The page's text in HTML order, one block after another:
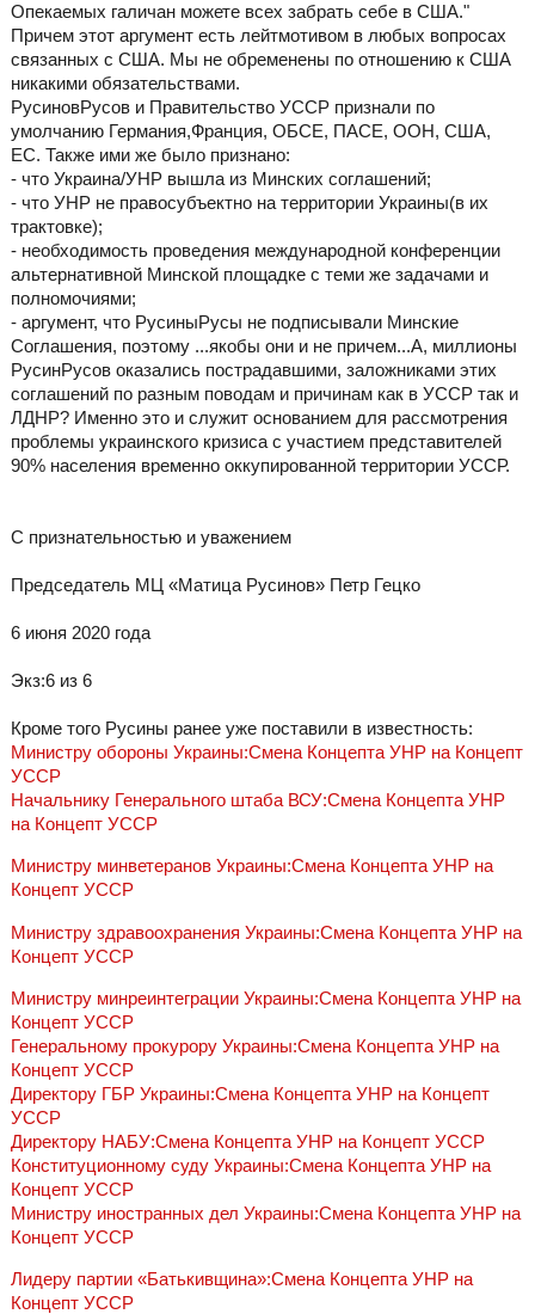
Опекаемых галичан можете всех забрать себе в США."
Причем этот аргумент есть лейтмотивом в любых вопросах
связанных с США. Мы не обременены по отношению к США
никакими обязательствами.
РусиновРусов и Правительство УССР признали по
умолчанию Германия,Франция, ОБСЕ, ПАСЕ, ООН, США,
ЕС. Также ими же было признано:
- что Украина/УНР вышла из Минских соглашений;
- что УНР не правосубъектно на территории Украины(в их
трактовке);
- необходимость проведения международной конференции
альтернативной Минской площадке с теми же задачами и
полномочиями;
- аргумент, что РусиныРусы не подписывали Минские
Соглашения, поэтому ...якобы они и не причем...А, миллионы
РусинРусов оказались пострадавшими, заложниками этих
соглашений по разным поводам и причинам как в УССР так и
ЛДНР? Именно это и служит основанием для рассмотрения
проблемы украинского кризиса с участием представителей
90% населения временно оккупированной территории УССР.
С признательностью и уважением
Председатель МЦ «Матица Русинов» Петр Гецко
6 июня 2020 года
Экз:6 из 6
Кроме того Русины ранее уже поставили в известность:
Министру обороны Украины:Смена Концепта УНР на Концепт
УССР
Начальнику Генерального штаба ВСУ:Смена Концепта УНР
на Концепт УССР
Министру минветеранов Украины:Смена Концепта УНР на
Концепт УССР
Министру здравоохранения Украины:Смена Концепта УНР на
Концепт УССР
Министру минреинтеграции Украины:Смена Концепта УНР на
Концепт УССР
Генеральному прокурору Украины:Смена Концепта УНР на
Концепт УССР
Директору ГБР Украины:Смена Концепта УНР на Концепт
УССР
Директору НАБУ:Смена Концепта УНР на Концепт УССР
Конституционному суду Украины:Смена Концепта УНР на
Концепт УССР
Министру иностранных дел Украины:Смена Концепта УНР на
Концепт УССР
Лидеру партии «Батькивщина»:Смена Концепта УНР на
Концепт УССР